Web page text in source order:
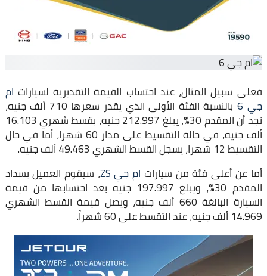
فعلى سبيل المثال، عند احتساب القيمة التقديرية لسيارات ام
جي 6 بالنسبة الفئة الأولى الذي يقدر سعرها 710 ألف جنيه،
نجد أن المقدم 30%، يبلغ 212.997 جنيه، بقسط شهري 16.103
ألف جنيه، في حالة التقسيط على مدار 60 شهرا، أما في حال
التقسيط 12 شهرا، يسجل القسط الشهري 49.463 ألف جنيه.
أما عن أعلى فئة من سيارات ام جي ZS ، سيقوم العميل بسداد
المقدم 30%، ويبلغ 197.997 جنيه بعد احتسابها من قيمة
السيارة البالغة 660 ألف جنيه، ويصل قيمة القسط الشهري
14.969 ألف جنيه، عند التقسط على 60 شهراً.